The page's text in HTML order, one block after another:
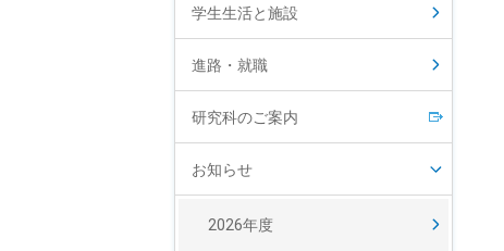
学生生活と施設
進路・就職
研究科のご案内
お知らせ
2026年度